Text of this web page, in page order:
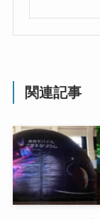
関連記事